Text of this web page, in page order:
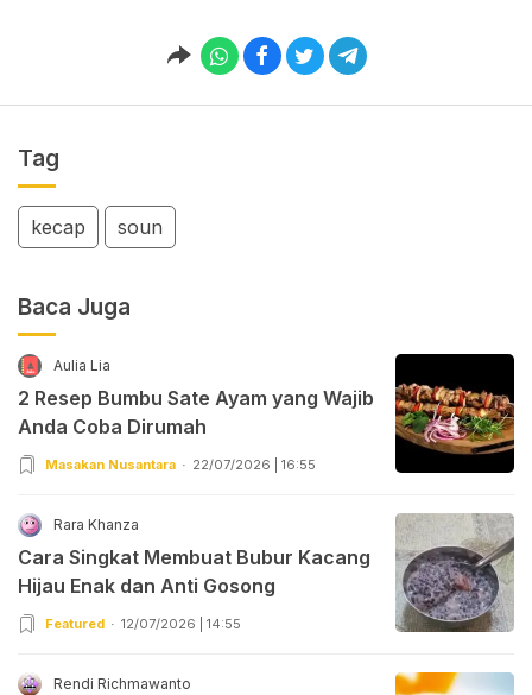
Tag
kecap soun
Baca Juga
Aulia Lia
2 Resep Bumbu Sate Ayam yang Wajib
Anda Coba Dirumah
Masakan Nusantara 22/07/2026 | 16:55
Rara Khanza
Cara Singkat Membuat Bubur Kacang
Hijau Enak dan Anti Gosong
Featured 12/07/2026 | 14:55
Rendi Richmawanto